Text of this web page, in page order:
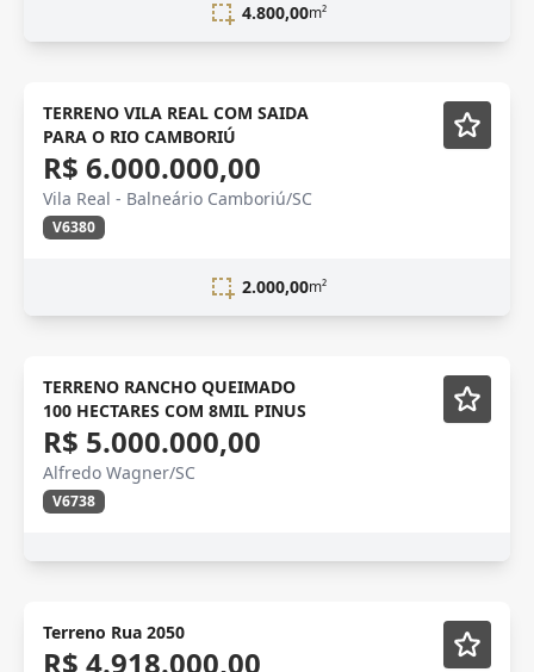
4.800,00m²
TERRENO VILA REAL COM SAIDA
PARA O RIO CAMBORIÚ
R$ 6.000.000,00
Vila Real - Balneário Camboriú/SC
V6380
2.000,00m²
TERRENO RANCHO QUEIMADO
100 HECTARES COM 8MIL PINUS
R$ 5.000.000,00
Alfredo Wagner/SC
V6738
Terreno Rua 2050
R$ 4.918.000,00